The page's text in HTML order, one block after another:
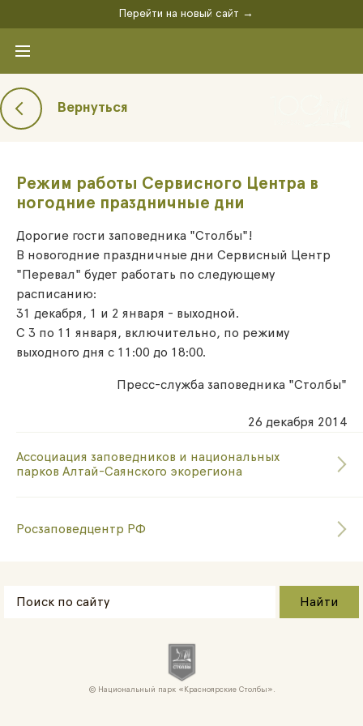
Перейти на новый сайт →
Вернуться
Режим работы Сервисного Центра в
ногодние праздничные дни
Дорогие гости заповедника "Столбы"!
В новогодние праздничные дни Сервисный Центр
"Перевал" будет работать по следующему
расписанию:
31 декабря, 1 и 2 января - выходной.
С 3 по 11 января, включительно, по режиму
выходного дня с 11:00 до 18:00.
Пресс-служба заповедника "Столбы"
26 декабря 2014
Ассоциация заповедников и национальных
парков Алтай-Саянского экорегиона
Росзаповедцентр РФ
Национальный парк «Красноярские Cтолбы».